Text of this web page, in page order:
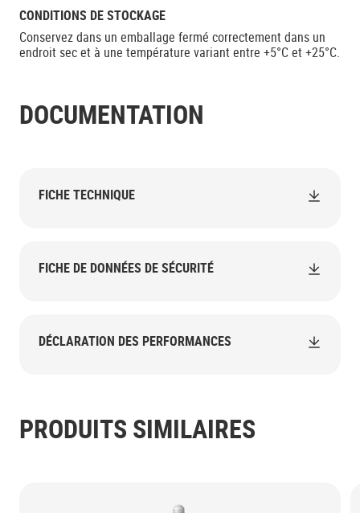
CONDITIONS DE STOCKAGE
Conservez dans un emballage fermé correctement dans un
endroit sec et à une température variant entre +5°C et +25°C.
DOCUMENTATION
FICHE TECHNIQUE
FICHE DE DONNÉES DE SÉCURITÉ
DÉCLARATION DES PERFORMANCES
PRODUITS SIMILAIRES